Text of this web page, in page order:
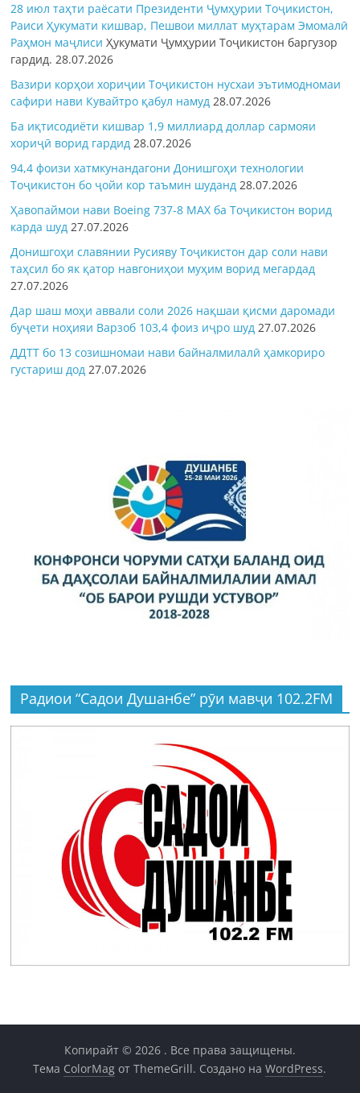
28 июл таҳти раёсати Президенти Ҷумҳурии Тоҷикистон,
Раиси Ҳукумати кишвар, Пешвои миллат муҳтарам Эмомалӣ
Раҳмон маҷлисиҲукумати Ҷумҳурии Тоҷикистон баргузор
гардид.28.07.2026
Вазири корҳои хориҷии Тоҷикистон нусхаи эътимодномаи
сафири нави Кувайтро қабул намуд 28.07.2026
Ба иқтисодиёти кишвар 1,9 миллиард доллар сармояи
хориҷӣ ворид гардид 28.07.2026
94,4 фоизи хатмкунандагони Донишгоҳи технологии
Тоҷикистон бо ҷойи кор таъмин шуданд 28.07.2026
Ҳавопаймои нави Boeing 737-8 MAX ба Тоҷикистон ворид
карда шуд 27.07.2026
Донишгоҳи славянии Русияву Тоҷикистон дар соли нави
таҳсил бо як қатор навгониҳои муҳим ворид мегардад
27.07.2026
Дар шаш моҳи аввали соли 2026 нақшаи қисми даромади
буҷети ноҳияи Варзоб 103,4 фоиз иҷро шуд 27.07.2026
ДДТТ бо 13 созишномаи нави байналмилалӣ ҳамкориро
густариш дод 27.07.2026
Радиои “Садои Душанбе” рӯи мавҷи 102.2FM
Копирайт © 2026 . Все права защищены.
Тема ColorMag от ThemeGrill. Создано наWordPress.